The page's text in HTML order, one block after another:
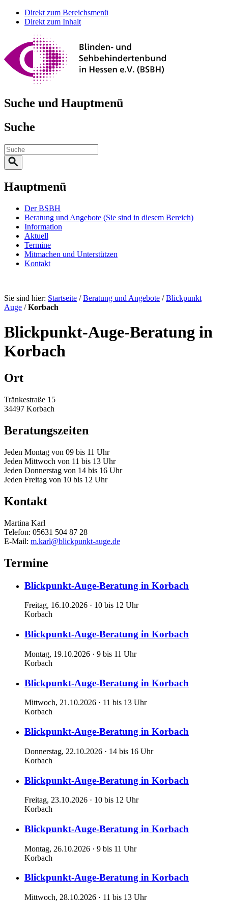
Direkt zum Bereichsmenü
Direkt zum Inhalt
Suche und Hauptmenü
Suche
Hauptmenü
Der BSBH
Beratung und Angebote (Sie sind in diesem Bereich)
Information
Aktuell
Termine
Mitmachen und Unterstützen
Kontakt
Sie sind hier: Startseite / Beratung und Angebote /Blickpunkt
Auge /Korbach
Blickpunkt-Auge-Beratung in
Korbach
Ort
Tränkestraße 15
34497 Korbach
Beratungszeiten
Jeden Montag von 09 bis 11 Uhr
Jeden Mittwoch von 11 bis 13 Uhr
Jeden Donnerstag von 14 bis 16 Uhr
Jeden Freitag von 10 bis 12 Uhr
Kontakt
Martina Karl
Telefon: 05631 504 87 28
E-Mail: m.karl@blickpunkt-auge.de
Termine
Blickpunkt-Auge-Beratung in Korbach
Freitag, 16.10.2026 · 10 bis 12 Uhr
Korbach
Blickpunkt-Auge-Beratung in Korbach
Montag, 19.10.2026 · 9 bis 11 Uhr
Korbach
Blickpunkt-Auge-Beratung in Korbach
Mittwoch, 21.10.2026 · 11 bis 13 Uhr
Korbach
Blickpunkt-Auge-Beratung in Korbach
Donnerstag, 22.10.2026 · 14 bis 16 Uhr
Korbach
Blickpunkt-Auge-Beratung in Korbach
Freitag, 23.10.2026 · 10 bis 12 Uhr
Korbach
Blickpunkt-Auge-Beratung in Korbach
Montag, 26.10.2026 · 9 bis 11 Uhr
Korbach
Blickpunkt-Auge-Beratung in Korbach
Mittwoch, 28.10.2026 · 11 bis 13 Uhr